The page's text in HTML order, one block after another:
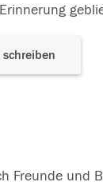
Freunde und